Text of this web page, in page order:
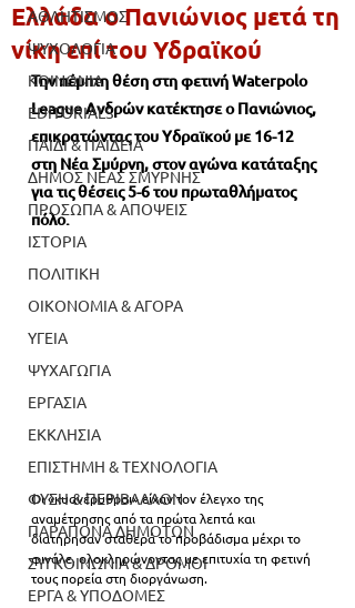
ΑΘΛΗΤΙΣΜΟΣ
ΨΥΧΟΛΟΓΙΑ
ΚΟΙΝΩΝΙΑ
EDITORIALS
ΠΑΙΔΙ & ΠΑΙΔΕΙΑ
ΔΗΜΟΣ ΝΕΑΣ ΣΜΥΡΝΗΣ
ΠΡΟΣΩΠΑ & ΑΠΟΨΕΙΣ
ΙΣΤΟΡΙΑ
ΠΟΛΙΤΙΚΗ
ΟΙΚΟΝΟΜΙΑ & ΑΓΟΡΑ
ΥΓΕΙΑ
ΨΥΧΑΓΩΓΙΑ
ΕΡΓΑΣΙΑ
ΕΚΚΛΗΣΙΑ
ΕΠΙΣΤΗΜΗ & ΤΕΧΝΟΛΟΓΙΑ
ΦΥΣΗ & ΠΕΡΙΒΑΛΛΟΝ
ΠΑΡΑΠΟΝΑ ΔΗΜΟΤΩΝ
ΣΥΓΚΟΙΝΩΝΙΑ & ΔΡΟΜΟΙ
ΕΡΓΑ & ΥΠΟΔΟΜΕΣ
Ελλάδα ο Πανιώνιος μετά τη
νίκη επί του Υδραϊκού
Την πέμπτη θέση στη φετινή Waterpolo
League Ανδρών κατέκτησε ο Πανιώνιος,
επικρατώντας του Υδραϊκού με 16-12
στη Νέα Σμύρνη, στον αγώνα κατάταξης
για τις θέσεις 5-6 του πρωταθλήματος
πόλο.
Οι «κυανέρυθροι» είχαν τον έλεγχο της
αναμέτρησης από τα πρώτα λεπτά και
διατήρησαν σταθερά το προβάδισμα μέχρι το
φινάλε, ολοκληρώνοντας με επιτυχία τη φετινή
τους πορεία στη διοργάνωση.